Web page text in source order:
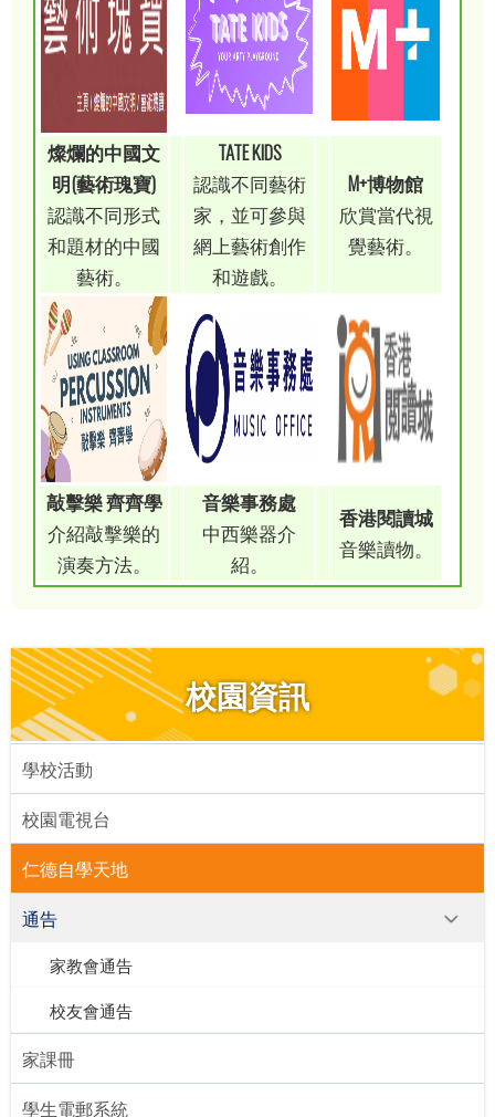
燦爛的中國文
明(藝術瑰寶)
認識不同形式
和題材的中國
藝術。
TATE KIDS
認識不同藝術
家，並可參與
網上藝術創作
和遊戲。
M+博物館
欣賞當代視
覺藝術。
敲擊樂 齊齊學
介紹敲擊樂的
演奏方法。
音樂事務處
中西樂器介
紹。
香港閱讀城
音樂讀物。
校園資訊
學校活動
校園電視台
仁德自學天地
通告
家教會通告
校友會通告
家課冊
學生電郵系統